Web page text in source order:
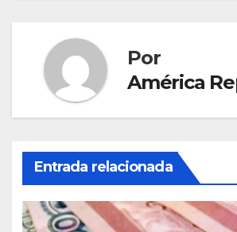
Por
América
Entrada relacionada